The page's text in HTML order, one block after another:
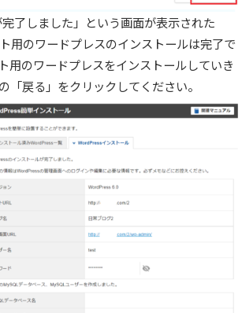
了しました」という画面が表示された
用のワードプレスのインストールは完了で
用のワードプレスをインストールしていき
「戻る」をクリックしてください。